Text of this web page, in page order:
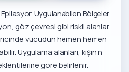
Uygulanabilen Bölgeler
göz çevresi gibi riskli alanlar
vücudun hemen hemen
Uygulama alanları, kişinin
göre belirlenir.